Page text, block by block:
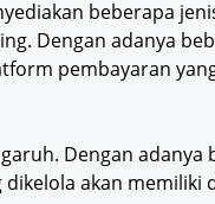
beberapa
Dengan adanya
pembayaran
Dengan
akan memiliki